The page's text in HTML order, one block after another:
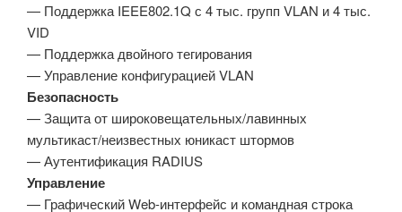
— Поддержка IEEE802.1Q с 4 тыс. групп VLAN и 4 тыс.
VID
— Поддержка двойного тегирования
— Управление конфигурацией VLAN
Безопасность
— Защита от широковещательных/лавинных
мультикаст/неизвестных юникаст штормов
— Аутентификация RADIUS
Управление
— Графический Web-интерфейс и командная строка